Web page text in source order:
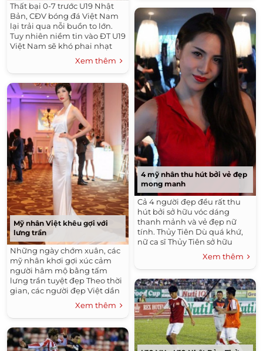
Thất bại 0-7 trước U19 Nhật
Bản, CĐV bóng đá Việt Nam
lại trải qua nỗi buồn to lớn.
Tuy nhiên niềm tin vào ĐT U19
Việt Nam sẽ khó phai nhạt
trong lòng người hâm mộ.
Nhiều CĐV nữ tỏ ra buồn bã
khi...
Xem thêm
Mỹ nhân Việt khêu gợi với
lưng trần
Những ngày chớm xuân, các
mỹ nhân khơi gợi xúc cảm
người hâm mộ bằng tấm
lưng trần tuyệt đẹp Theo thời
gian, các người đẹp Việt dần
tinh tế và sắc sảo hơn trong
việc lựa chọn trang phục khi...
Xem thêm
4 mỹ nhân thu hút bởi vẻ đẹp
mong manh
Cả 4 người đẹp đều rất thu
hút bởi sở hữu vóc dáng
thanh mảnh và vẻ đẹp nữ
tính. Thủy Tiên Dù quá khứ,
nữ ca sĩ Thủy Tiên sở hữu
gương mặt không thực sự
đẹp và cuốn hút. Nhưng theo
thời...
Xem thêm